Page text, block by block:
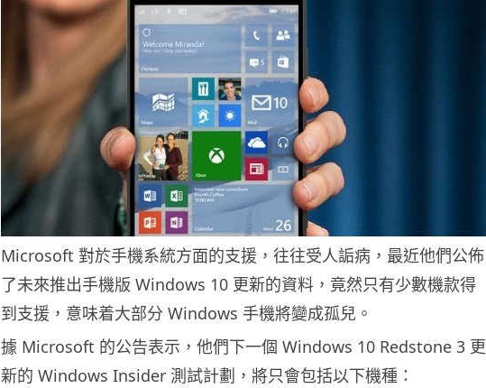
Microsoft 對於手機系統方面的支援，往往受人詬病，最近他們公佈
了未來推出手機版 Windows 10 更新的資料，竟然只有少數機款得
到支援，意味着大部分 Windows 手機將變成孤兒。
據 Microsoft 的公告表示，他們下一個 Windows 10 Redstone 3 更
新的 Windows Insider 測試計劃，將只會包括以下機種：